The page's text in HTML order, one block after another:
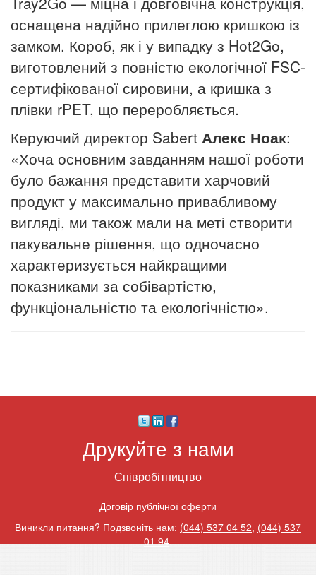
оснащена надійно прилеглою кришкою із
замком. Короб, як і у випадку з Hot2Go,
виготовлений з повністю екологічної FSC-
сертифікованої сировини, а кришка з
плівки rPET, що переробляється.
Керуючий директор Sabert Алекс Ноак:
«Хоча основним завданням нашої роботи
було бажання представити харчовий
продукт у максимально привабливому
вигляді, ми також мали на меті створити
пакувальне рішення, що одночасно
характеризується найкращими
показниками за собівартістю,
функціональністю та екологічністю».
Друкуйте з нами
Співробітництво
Договір публічної оферти
Виникли питання? Подзвоніть нам: (044) 537 04 52, (044) 537
01 94.